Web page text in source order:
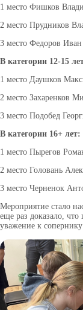
1 место Фишков
2 место Прудников
3 место Федоров Иван
В категории 12-15
1 место Даушков
2 место Захаренков
3 место Подобед
В категории 16+ лет:
1 место Пырегов
2 место Головань
3 место Черненок
Мероприятие стало
еще раз доказало,
уважение к